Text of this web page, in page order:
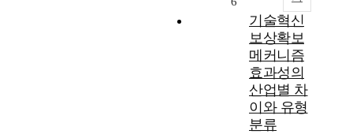
기술혁신
보상확보
메커니즘
효과성의
산업별 차
이와 유형
분류